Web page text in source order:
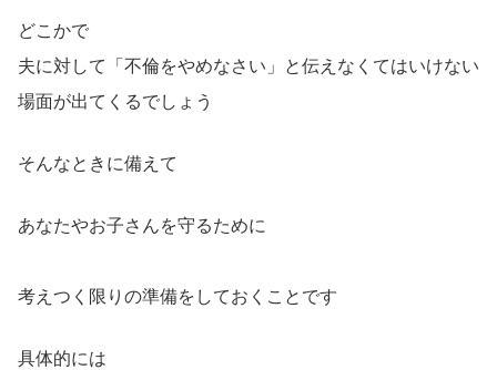
どこかで
夫に対して「不倫をやめなさい」と伝えなくてはいけない
場面が出てくるでしょう
そんなときに備えて
あなたやお子さんを守るために
考えつく限りの準備をしておくことです
具体的には